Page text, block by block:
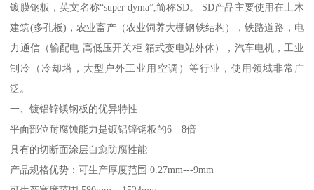
镀膜钢板，英文名称“super dyma”,简称SD。 SD产品主要使用在土木
建筑(多孔板)，农业畜产（农业饲养大棚钢铁结构），铁路道路，电
力通信（输配电 高低压开关柜 箱式变电站外体），汽车电机，工业
制冷（冷却塔，大型户外工业用空调）等行业，使用领域非常广
泛。
一、镀铝锌镁钢板的优异特性
平面部位耐腐蚀能力是镀铝锌钢板的6—8倍
具有的切断面涂层自愈防腐性能
产品规格优势：可生产厚度范围 0.27mm---9mm